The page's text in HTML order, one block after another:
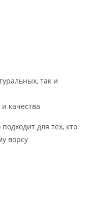
так и
качества
для тех, кто
ворсу